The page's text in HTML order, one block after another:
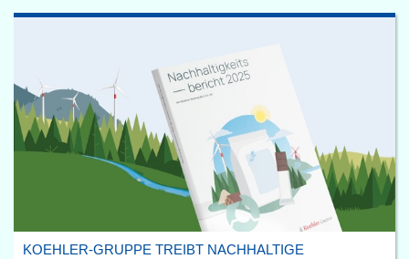
KOEHLER-GRUPPE TREIBT NACHHALTIGE